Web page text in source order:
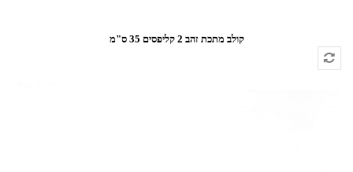
קולב מתכת זהב 2 קליפסים 35 ס"מ